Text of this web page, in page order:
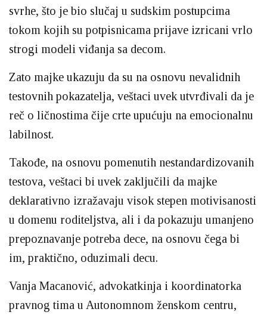
svrhe, što je bio slučaj u sudskim postupcima
tokom kojih su potpisnicama prijave izricani vrlo
strogi modeli viđanja sa decom.
Zato majke ukazuju da su na osnovu nevalidnih
testovnih pokazatelja, veštaci uvek utvrđivali da je
reč o ličnostima čije crte upućuju na emocionalnu
labilnost.
Takođe, na osnovu pomenutih nestandardizovanih
testova, veštaci bi uvek zaključili da majke
deklarativno izražavaju visok stepen motivisanosti
u domenu roditeljstva, ali i da pokazuju umanjeno
prepoznavanje potreba dece, na osnovu čega bi
im, praktično, oduzimali decu.
Vanja Macanović, advokatkinja i koordinatorka
pravnog tima u Autonomnom ženskom centru,